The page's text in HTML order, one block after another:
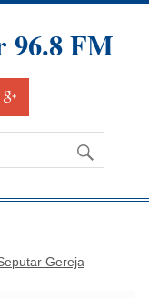
96.8 FM
Gereja